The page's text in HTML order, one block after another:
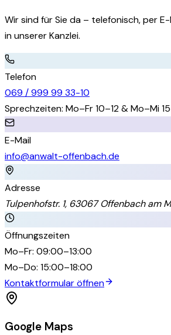
Wir sind für Sie da – telefonisch, per
in unserer Kanzlei.
Telefon
069 / 999 99 33-10
Sprechzeiten: Mo–Fr 10–12 & Mo–Mi
E-Mail
info@anwalt-offenbach.de
Adresse
Tulpenhofstr. 1, 63067 Offenbach am
Öffnungszeiten
Mo–Fr: 09:00–13:00
Mo–Do: 15:00–18:00
Kontaktformular öffnen
Google Maps